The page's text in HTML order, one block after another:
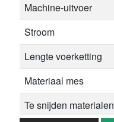
Machine-uitvoer
Stroom
Lengte voerketting
Materiaal mes
Te snijden materialen